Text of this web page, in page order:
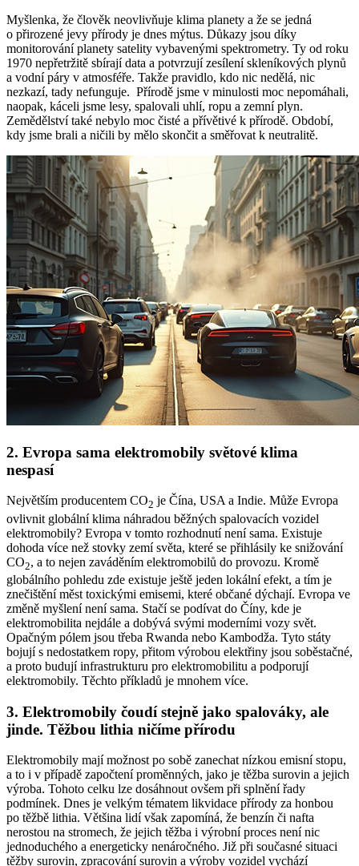
Myšlenka, že člověk neovlivňuje klima planety a že se jedná
o přirozené jevy přírody je dnes mýtus. Důkazy jsou díky
monitorování planety satelity vybavenými spektrometry. Ty od roku
1970 nepřetržitě sbírají data a potvrzují zesílení skleníkových plynů
a vodní páry v atmosféře. Takže pravidlo, kdo nic nedělá, nic
nezkazí, tady nefunguje. Přírodě jsme v minulosti moc nepomáhali,
naopak, káceli jsme lesy, spalovali uhlí, ropu a zemní plyn.
Zemědělství také nebylo moc čisté a přívětivé k přírodě. Období,
kdy jsme brali a ničili by mělo skončit a směřovat k neutralitě.
2. Evropa sama elektromobily světové klima
nespasí
Největším producentem CO2 je Čína, USA a Indie. Může Evropa
ovlivnit globální klima náhradou běžných spalovacích vozidel
elektromobily? Evropa v tomto rozhodnutí není sama. Existuje
dohoda více než stovky zemí světa, které se přihlásily ke snižování
CO2, a to nejen zaváděním elektromobilů do provozu. Kromě
globálního pohledu zde existuje ještě jeden lokální efekt, a tím je
znečištění měst toxickými emisemi, které občané dýchají. Evropa ve
změně myšlení není sama. Stačí se podívat do Číny, kde je
elektromobilita nejdále a dobývá svými moderními vozy svět.
Opačným pólem jsou třeba Rwanda nebo Kambodža. Tyto státy
bojují s nedostatkem ropy, přitom výrobou elektřiny jsou soběstačné,
a proto budují infrastrukturu pro elektromobilitu a podporují
elektromobily. Těchto příkladů je mnohem více.
3. Elektromobily čoudí stejně jako spalováky, ale
jinde. Těžbou lithia ničíme přírodu
Elektromobily mají možnost po sobě zanechat nízkou emisní stopu,
a to i v případě započtení proměnných, jako je těžba surovin a jejich
výroba. Tohoto celku lze dosáhnout ovšem při splnění řady
podmínek. Dnes je velkým tématem likvidace přírody za honbou
po těžbě lithia. Většina lidí však zapomíná, že benzín či nafta
nerostou na stromech, že jejich těžba i výrobní proces není nic
jednoduchého a energeticky nenáročného. Již při současné situaci
těžby surovin, zpracování surovin a výroby vozidel vychází